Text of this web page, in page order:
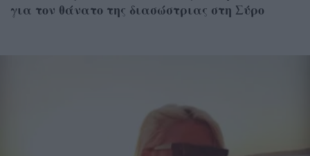
για τον θάνατο της διασώστριας στη Σύρο